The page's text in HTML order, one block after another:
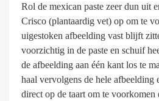
Rol de mexican paste zeer dun uit
Crisco (plantaardig vet) op om te
uigestoken afbeelding vast blijft
voorzichtig in de paste en schuif
de afbeelding aan één kant los te
haal vervolgens de hele afbeelding
direct op de taart om te voorkomen